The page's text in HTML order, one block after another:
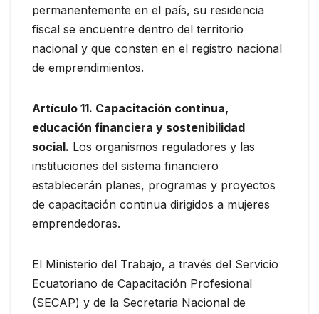
permanentemente en el país, su residencia
fiscal se encuentre dentro del territorio
nacional y que consten en el registro nacional
de emprendimientos.
Artículo 11. Capacitación continua,
educación financiera y sostenibilidad
social. Los organismos reguladores y las
instituciones del sistema financiero
establecerán planes, programas y proyectos
de capacitación continua dirigidos a mujeres
emprendedoras.
El Ministerio del Trabajo, a través del Servicio
Ecuatoriano de Capacitación Profesional
(SECAP) y de la Secretaria Nacional de